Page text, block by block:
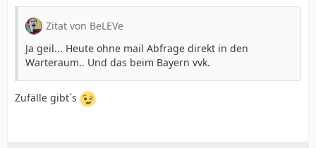
Zitat von BeLEVe
Ja geil... Heute ohne mail Abfrage direkt in den
Warteraum.. Und das beim Bayern vvk.
Zufälle gibt´s